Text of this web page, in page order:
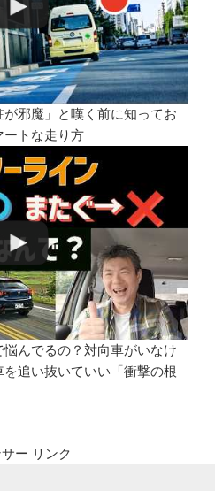
が邪魔」と嘆く前に知ってお
ートな走り方
んでるの？対向車がいなけ
追い抜いていい「衝撃の根
ー リンク